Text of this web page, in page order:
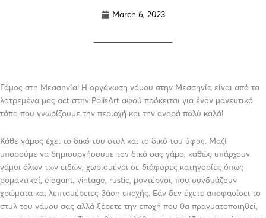
March 6, 2023
Γάμος στη Μεσσηνία! Η οργάνωση γάμου στην Μεσσηνία είναι από τα
λατρεμένα μας act στην PolisArt αφού πρόκειται για έναν μαγευτικό
τόπο που γνωρίζουμε την περιοχή και την αγορά πολύ καλά!
Κάθε γάμος έχει το δικό του στυλ και το δικό του ύφος. Μαζί
μπορούμε να δημιουργήσουμε τον δικό σας γάμο, καθώς υπάρχουν
γάμοι όλων των ειδών, χωρισμένοι σε διάφορες κατηγορίες όπως
ρομαντικοί, elegant, vintage, rustic, μοντέρνοι, που συνδυάζουν
χρώματα και λεπτομέρειες βάση εποχής. Εάν δεν έχετε αποφασίσει το
στυλ του γάμου σας αλλά ξέρετε την εποχή που θα πραγματοποιηθεί,